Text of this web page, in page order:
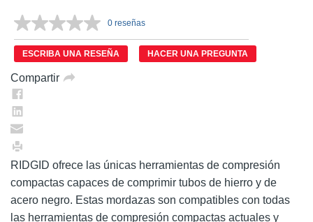
Sin
puntuación.
Enlace
en
0 reseñas
ESCRIBA UNA RESEÑA HACER UNA PREGUNTA
Compartir
RIDGID ofrece las únicas herramientas de compresión
compactas capaces de comprimir tubos de hierro y de
acero negro. Estas mordazas son compatibles con todas
las herramientas de compresión compactas actuales y